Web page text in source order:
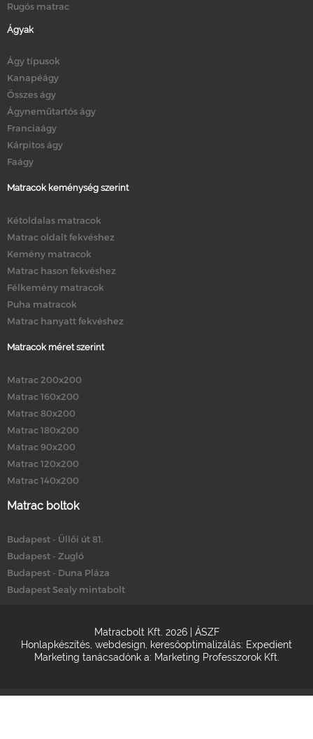
Rugós matrac
Ágyak
Ágy típusok
Kanapéágy
Összes ágy
Ágyneműtartós ágy
Franciaágy
Kárpitos ágy
Faágy
Matracok keménység szerint
Kétoldalas matracok
Matrac oldalt fekvéshez
Kemény matracok
Matrac hason fekvéshez
Félkemény matracok
Puha matracok
Matrac hanyatt fekvéshez
Matracok méret szerint
Matrac 200x200
Matrac 160x200
Matrac 80x200
Matrac 180x200
Matrac 90x200
Matrac 120x200
Matrac 140x200
Matrac boltok
Budapest - Üllői út 81.
Budapest - Zugló
Budapest - Duna Pláza
Budapest Sealy mintabolt
Matracbolt Kft. 2026 | ÁSZF
Honlapkészítés, webdesign, keresőoptimalizálás: Expedient
Marketing tanácsadónk a: Marketing Professzorok Kft.